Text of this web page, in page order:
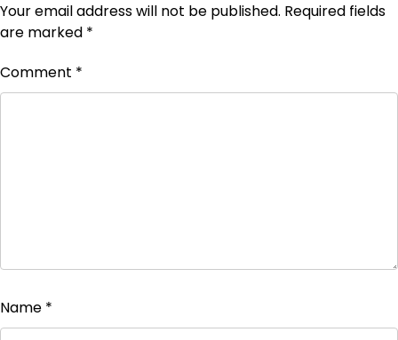
Your email address will not be published. Required fields
are marked *
Comment *
Name *